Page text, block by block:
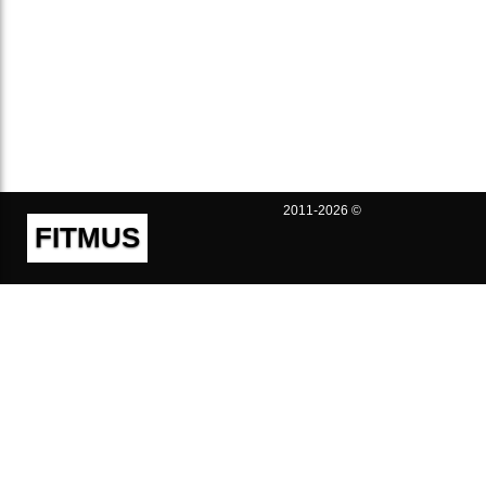
FITMUS
2011-2026 ©